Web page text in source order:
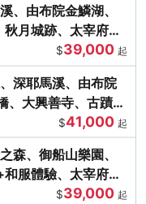
、由布院金鱗湖、
月城跡、太宰府天
$39,000 起
深耶馬溪、由布院
、大興善寺、古蹟河
$41,000 起
森、御船山樂園、
服體驗、太宰府天
$39,000 起